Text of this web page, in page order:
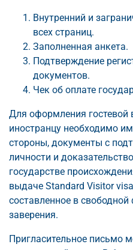
Внутренний и
всех страниц.
Заполненная анкета.
Подтверждение
документов.
Чек об оплате
Для оформления
иностранцу необходимо
стороны, документы с
личности и
государстве
выдаче Standard Visitor
составленное в
заверения.
Пригласительное письмо